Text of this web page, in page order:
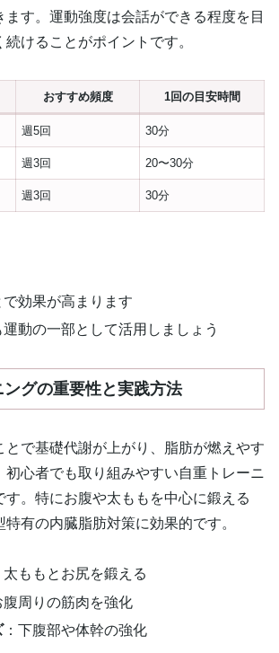
ます。運動強度は会話ができる程度を目
けることがポイントです。
おすすめ頻度 1回の目安時間
週5回 30分
週3回 20〜30分
週3回 30分
効果が高まります
運動の一部として活用しましょう
グの重要性と実践方法
とで基礎代謝が上がり、脂肪が燃えやす
初心者でも取り組みやすい自重トレーニ
す。特にお腹や太ももを中心に鍛える
有の内臓脂肪対策に効果的です。
太ももとお尻を鍛える
腹周りの筋肉を強化
：下腹部や体幹の強化